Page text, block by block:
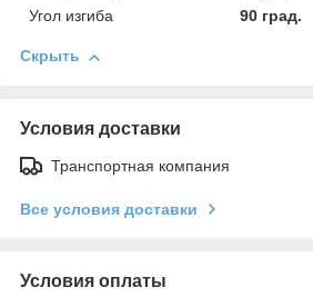
Угол изгиба
90 град.
Скрыть
Условия доставки
Транспортная компания
Все условия доставки
Условия оплаты